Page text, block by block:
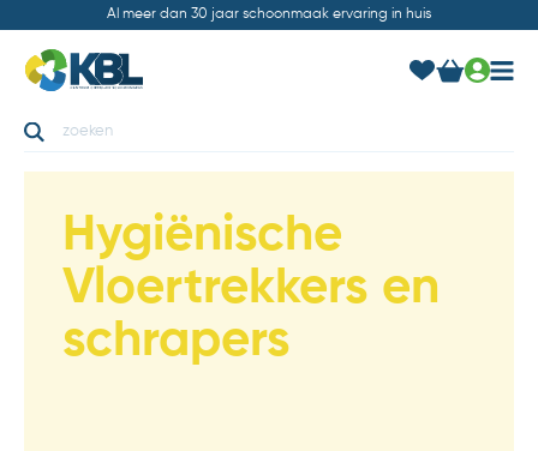
Al meer dan 30 jaar schoonmaak ervaring in huis
Hygiënische
Vloertrekkers en
schrapers